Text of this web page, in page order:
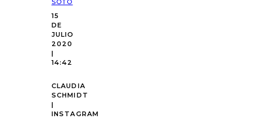
SOTO
15
DE
JULIO
2020
|
14:42
CLAUDIA
SCHMIDT
|
INSTAGRAM